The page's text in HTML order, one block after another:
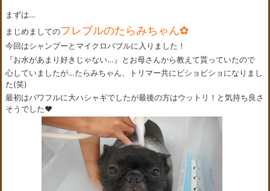
まずは…
まじめましてのフレブルのたらみちゃん✿
今回はシャンプーとマイクロバブルに入りました！
『お水があまり好きじゃない…』とお母さんから教えて貰っていたので
心していましたが…たらみちゃん、トリマー共にビショビショになりまし
た(笑)
最初はパワフルに大ハシャギでしたが最後の方はウットリ！と気持ち良さ
そうでした♥